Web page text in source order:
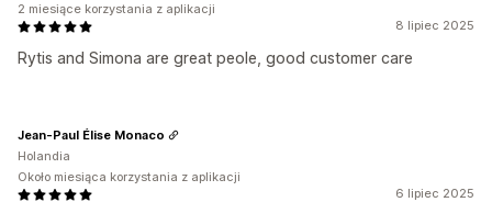
8 lipiec 2025
Rytis and Simona are great peole, good customer care
2 miesiące korzystania z aplikacji
6 lipiec 2025
Jean-Paul Élise Monaco
Holandia
Około miesiąca korzystania z aplikacji